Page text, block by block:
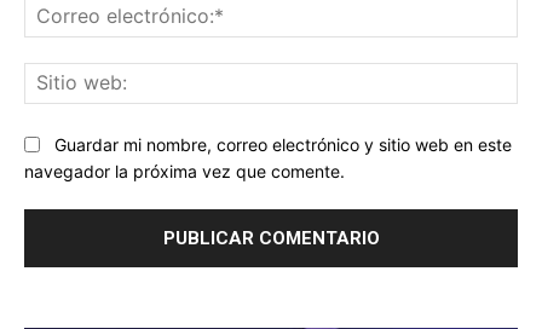
Guardar mi nombre, correo electrónico y sitio web en este
navegador la próxima vez que comente.